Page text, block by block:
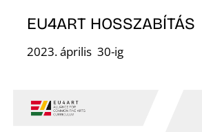
EU4ART HOSSZABÍTÁS
2023. április 30-ig